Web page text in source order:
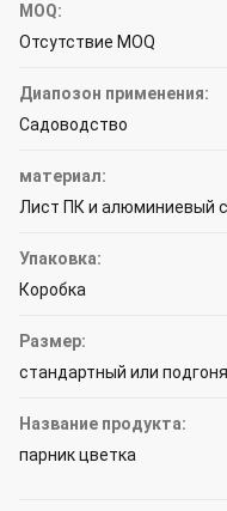
MOQ:
Отсутствие MOQ
Диапозон применения:
Садоводство
материал:
Лист ПК и алюминиевый
Упаковка:
Коробка
Размер:
стандартный или
Название продукта:
парник цветка